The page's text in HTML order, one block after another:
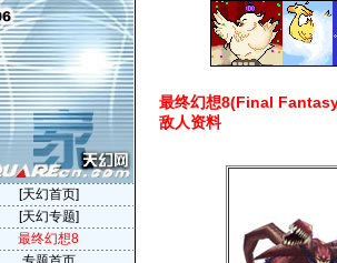
最终幻想8(Final
敌人资料
[天幻首页]
[天幻专题]
最终幻想8